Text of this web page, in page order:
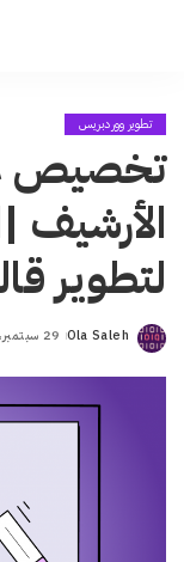
تطوير ووردبريس
تخصيص
لتطوير
Posted
Ola Saleh 29 سبتمبر، 2022